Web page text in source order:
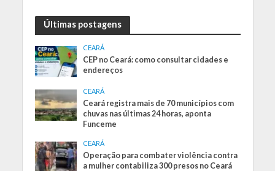
Últimas postagens
CEARÁ
CEP no Ceará: como consultar cidades e
endereços
CEARÁ
Ceará registra mais de 70 municípios com
chuvas nas últimas 24 horas, aponta
Funceme
CEARÁ
Operação para combater violência contra
a mulher contabiliza 300 presos no Ceará